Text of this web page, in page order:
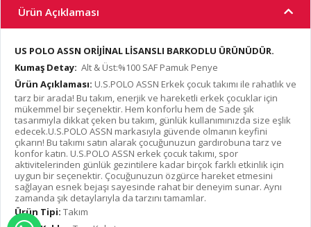
Ürün Açıklaması
US POLO ASSN ORİJİNAL LİSANSLI BARKODLU ÜRÜNÜDÜR.
Kumaş Detay: Alt & Üst:%100 SAF Pamuk Penye
Ürün Açıklaması: U.S.POLO ASSN Erkek çocuk takımı ile rahatlık ve
tarz bir arada! Bu takım, enerjik ve hareketli erkek çocuklar için
mükemmel bir seçenektir. Hem konforlu hem de Sade şık
tasarımıyla dikkat çeken bu takım, günlük kullanımınızda size eşlik
edecek.U.S.POLO ASSN markasıyla güvende olmanın keyfini
çıkarın! Bu takımı satın alarak çocuğunuzun gardırobuna tarz ve
konfor katın. U.S.POLO ASSN erkek çocuk takımı, spor
aktivitelerinden günlük gezintilere kadar birçok farklı etkinlik için
uygun bir seçenektir. Çocuğunuzun özgürce hareket etmesini
sağlayan esnek bejaşı sayesinde rahat bir deneyim sunar. Aynı
zamanda şık detaylarıyla da tarzını tamamlar.
Ürün Tipi: Takım